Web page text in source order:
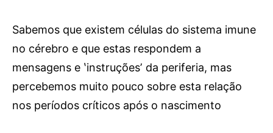
Sabemos que existem células do sistema imune
no cérebro e que estas respondem a
mensagens e ʽinstruçõesʼ da periferia, mas
percebemos muito pouco sobre esta relação
nos períodos críticos após o nascimento